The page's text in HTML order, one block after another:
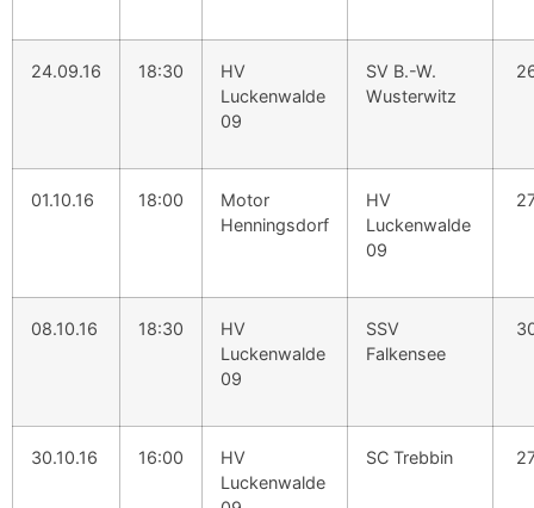
24.09.16 18:30
HV
Luckenwalde
09
SV B.-W.
Wusterwitz
01.10.16 18:00
Motor
Henningsdorf
HV
Luckenwalde
09
08.10.16 18:30
HV
Luckenwalde
09
SSV
Falkensee
30.10.16 16:00
HV
Luckenwalde
SC Trebbin